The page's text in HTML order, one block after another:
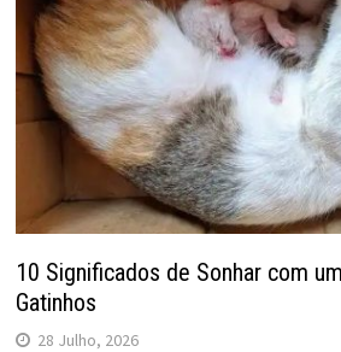
10 Significados de Sonhar com
Gatinhos
28 Julho, 2026